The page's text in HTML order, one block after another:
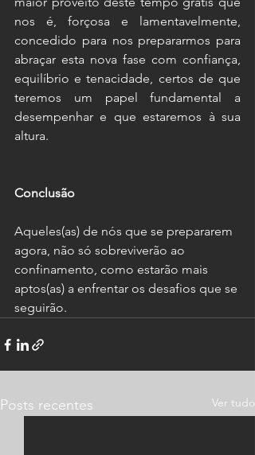
nos é, forçosa e lamentavelmente,
concedido para nos prepararmos para
abraçar esta nova fase com confiança,
equilíbrio e tenacidade, certos de que
teremos um papel fundamental a
desempenhar e que estaremos à sua
altura.
Conclusão
Aqueles(as) de nós que se prepararem
agora, não só sobreviverão ao
confinamento, como estarão mais
aptos(as) a enfrentar os desafios que se
seguirão.
Posts recentes Ver tudo